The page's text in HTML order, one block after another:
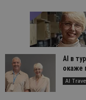
AI в
окаже
AI